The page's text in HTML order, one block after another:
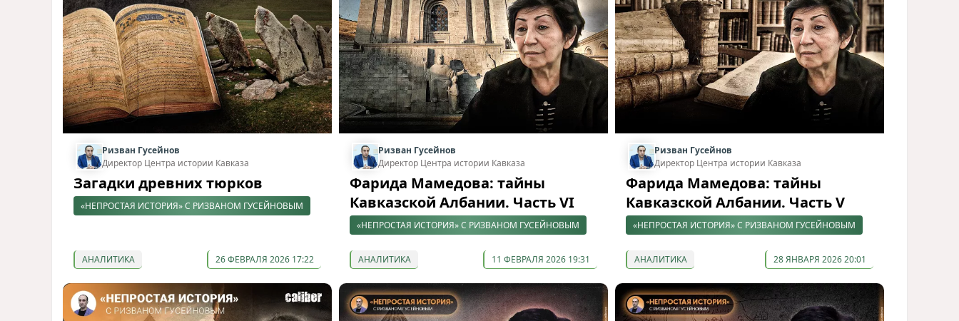
Ризван Гусейнов
Директор Центра истории Кавказа
Загадки древних тюрков
«НЕПРОСТАЯ ИСТОРИЯ» С РИЗВАНОМ ГУСЕЙНОВЫМ
АНАЛИТИКА 26 ФЕВРАЛЯ 2026 17:22
Ризван Гусейнов
Директор Центра истории Кавказа
Фарида Мамедова: тайны
Кавказской Албании. Часть VI
«НЕПРОСТАЯ ИСТОРИЯ» С РИЗВАНОМ ГУСЕЙНОВЫМ
АНАЛИТИКА 11 ФЕВРАЛЯ 2026 19:31
Ризван Гусейнов
Директор Центра истории Кавказа
Фарида Мамедова: тайны
Кавказской Албании. Часть V
«НЕПРОСТАЯ ИСТОРИЯ» С РИЗВАНОМ ГУСЕЙНОВЫМ
АНАЛИТИКА 28 ЯНВАРЯ 2026 20:01